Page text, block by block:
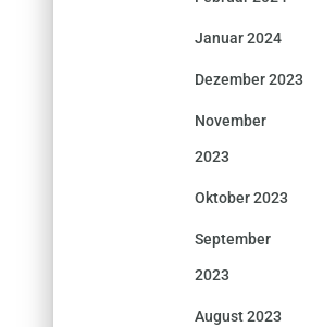
Januar 2024
Dezember 2023
November
2023
Oktober 2023
September
2023
August 2023